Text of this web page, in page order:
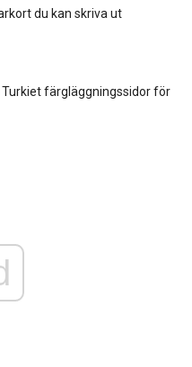
du kan skriva ut
Turkiet färgläggningssidor för